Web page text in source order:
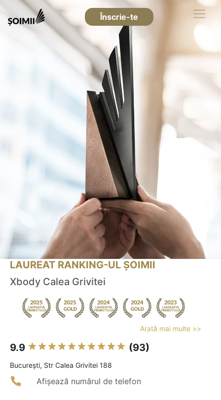
Înscrie-te
LAUREAT RANKING-UL ȘOIMII
Xbody Calea Grivitei
Arată mai multe >>
9.9 (93)
Bucureşti, Str Calea Grivitei 188
Afișează numărul de telefon